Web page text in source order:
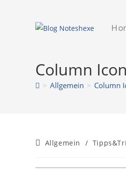
Column
> Allgemein > Column
Allgemein /